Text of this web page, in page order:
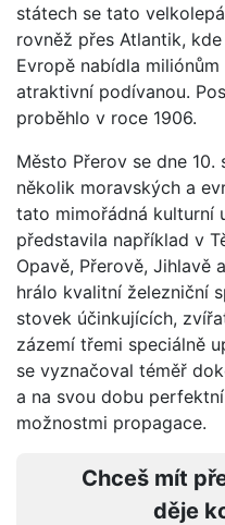
státech se tato
rovněž přes Atlantik,
Evropě nabídla
atraktivní podívanou.
proběhlo v roce 1906.
Město Přerov se dne
několik moravských a
tato mimořádná kulturní
představila například v
Opavě, Přerově, Jihlavě
hrálo kvalitní železniční
stovek účinkujících,
zázemí třemi speciálně
se vyznačoval téměř
a na svou dobu
možnostmi propagace.
Chceš mít
děje